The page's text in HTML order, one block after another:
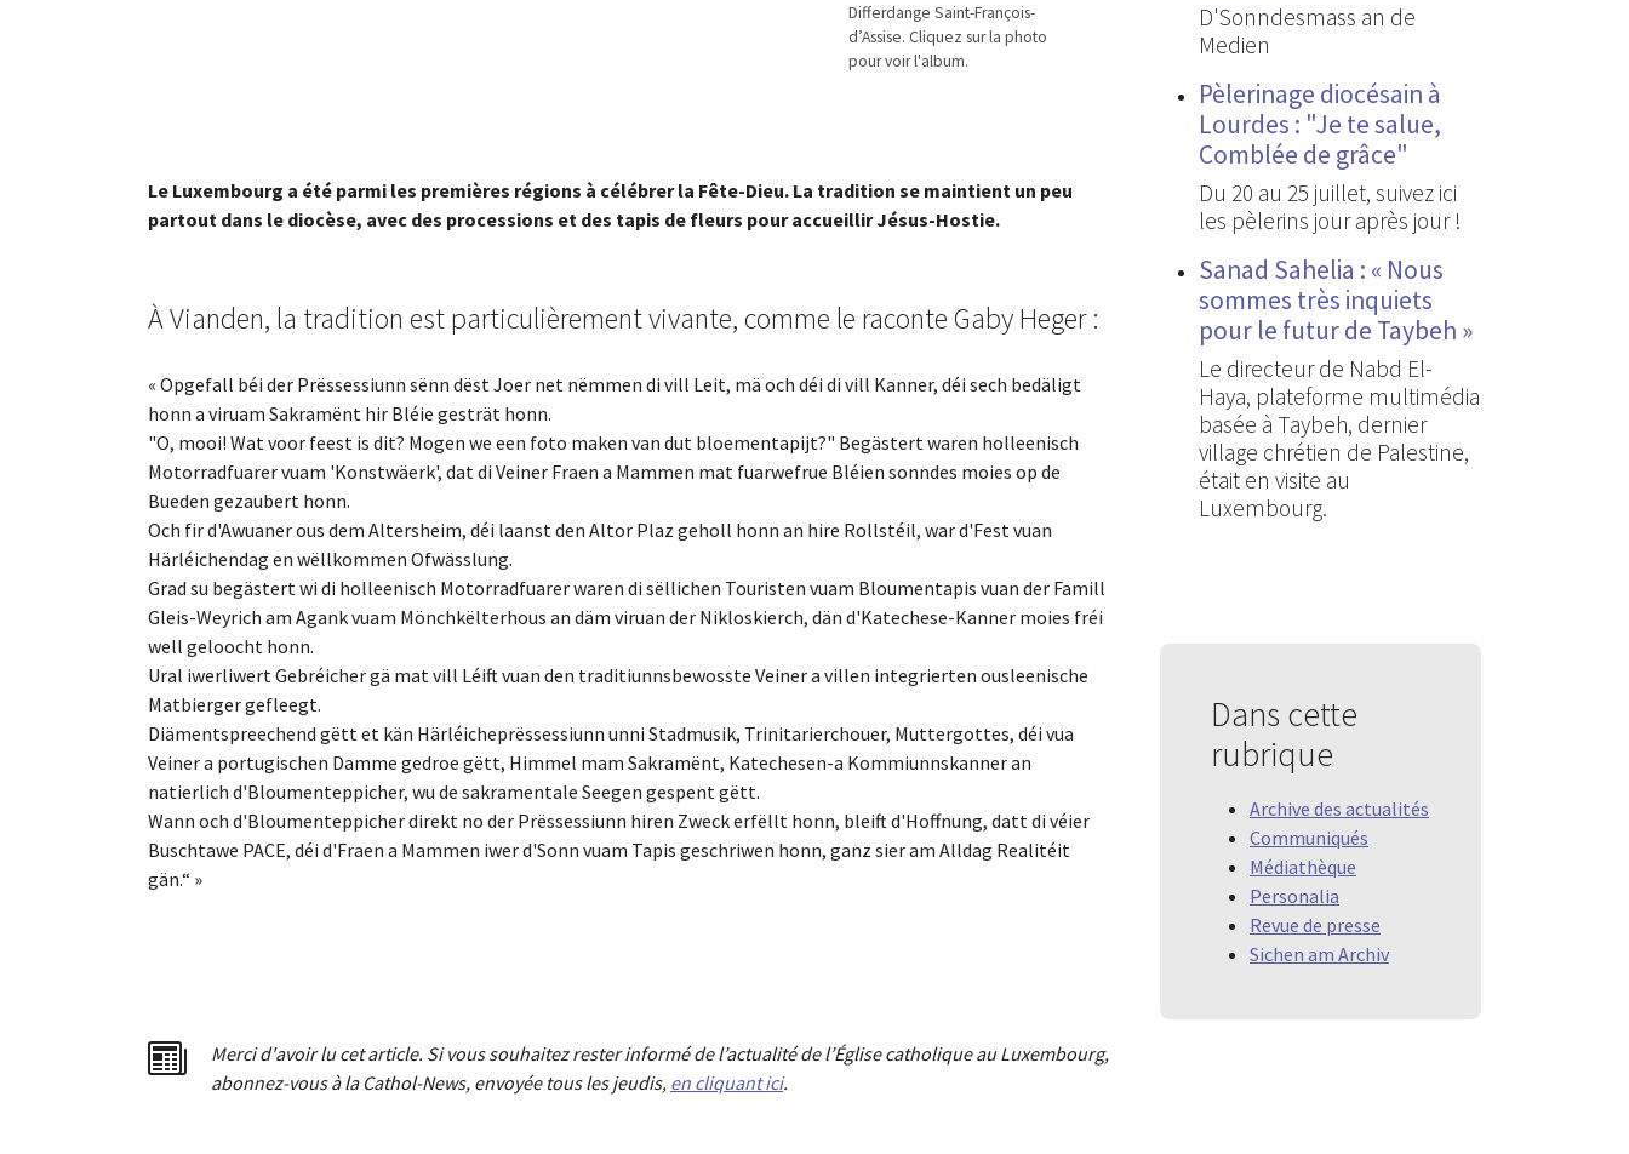
Differdange Saint-François-
d’Assise. Cliquez sur la photo
pour voir l'album.
Le Luxembourg a été parmi les premières régions à célébrer la Fête-Dieu. La tradition se maintient un peu
partout dans le diocèse, avec des processions et des tapis de fleurs pour accueillir Jésus-Hostie.
À Vianden, la tradition est particulièrement vivante, comme le raconte Gaby Heger :
« Opgefall béi der Prëssessiunn sënn dëst Joer net nëmmen di vill Leit, mä och déi di vill Kanner, déi sech bedäligt
honn a viruam Sakramënt hir Bléie gesträt honn.
"O, mooi! Wat voor feest is dit? Mogen we een foto maken van dut bloementapijt?" Begästert waren holleenisch
Motorradfuarer vuam 'Konstwäerk', dat di Veiner Fraen a Mammen mat fuarwefrue Bléien sonndes moies op de
Bueden gezaubert honn.
Och fir d'Awuaner ous dem Altersheim, déi laanst den Altor Plaz geholl honn an hire Rollstéil, war d'Fest vuan
Härléichendag en wëllkommen Ofwässlung.
Grad su begästert wi di holleenisch Motorradfuarer waren di sëllichen Touristen vuam Bloumentapis vuan der Famill
Gleis-Weyrich am Agank vuam Mönchkëlterhous an däm viruan der Nikloskierch, dän d'Katechese-Kanner moies fréi
well geloocht honn.
Ural iwerliwert Gebréicher gä mat vill Léift vuan den traditiunnsbewosste Veiner a villen integrierten ousleenische
Matbierger gefleegt.
Diämentspreechend gëtt et kän Härléicheprëssessiunn unni Stadmusik, Trinitarierchouer, Muttergottes, déi vua
Veiner a portugischen Damme gedroe gëtt, Himmel mam Sakramënt, Katechesen-a Kommiunnskanner an
natierlich d'Bloumenteppicher, wu de sakramentale Seegen gespent gëtt.
Wann och d'Bloumenteppicher direkt no der Prëssessiunn hiren Zweck erfëllt honn, bleift d'Hoffnung, datt di véier
Buschtawe PACE, déi d'Fraen a Mammen iwer d'Sonn vuam Tapis geschriwen honn, ganz sier am Alldag Realitéit
gän.“ »
Merci d'avoir lu cet article. Si vous souhaitez rester informé de l’actualité de l’Église catholique au Luxembourg,
abonnez-vous à la Cathol-News, envoyée tous les jeudis, en cliquant ici.
D'Sonndesmass an de
Medien
Pèlerinage diocésain à
Lourdes : "Je te salue,
Comblée de grâce"
Du 20 au 25 juillet, suivez ici
les pèlerins jour après jour !
Sanad Sahelia : « Nous
sommes très inquiets
pour le futur de Taybeh »
Le directeur de Nabd El-
Haya, plateforme multimédia
basée à Taybeh, dernier
village chrétien de Palestine,
était en visite au
Luxembourg.
Dans cette
rubrique
Archive des actualités
Communiqués
Médiathèque
Personalia
Revue de presse
Sichen am Archiv